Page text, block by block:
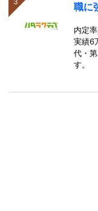
職に
内定
実績6
代・
す。